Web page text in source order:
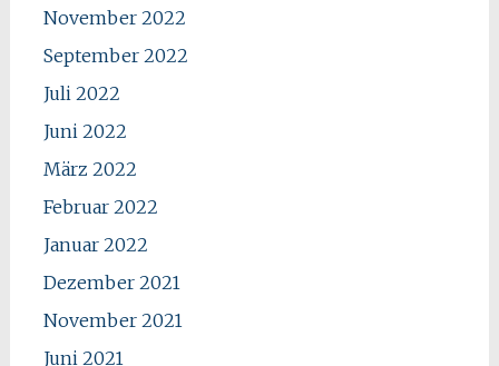
November 2022
September 2022
Juli 2022
Juni 2022
März 2022
Februar 2022
Januar 2022
Dezember 2021
November 2021
Juni 2021